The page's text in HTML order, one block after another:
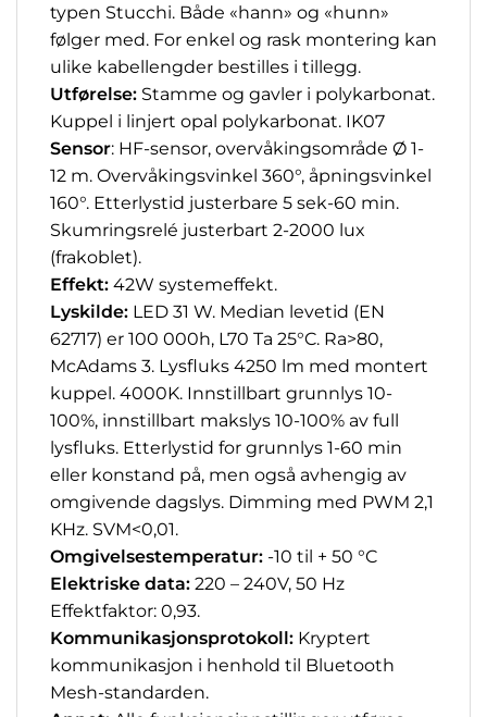
typen Stucchi. Både «hann» og «hunn»
følger med. For enkel og rask montering kan
ulike kabellengder bestilles i tillegg.
Utførelse: Stamme og gavler i polykarbonat.
Kuppel i linjert opal polykarbonat. IK07
Sensor: HF-sensor, overvåkingsområde Ø 1-
12 m. Overvåkingsvinkel 360°, åpningsvinkel
160°. Etterlystid justerbare 5 sek-60 min.
Skumringsrelé justerbart 2-2000 lux
(frakoblet).
Effekt: 42W systemeffekt.
Lyskilde: LED 31 W. Median levetid (EN
62717) er 100 000h, L70 Ta 25°C. Ra>80,
McAdams 3. Lysfluks 4250 lm med montert
kuppel. 4000K. Innstillbart grunnlys 10-
100%, innstillbart makslys 10-100% av full
lysfluks. Etterlystid for grunnlys 1-60 min
eller konstand på, men også avhengig av
omgivende dagslys. Dimming med PWM 2,1
KHz. SVM<0,01.
Omgivelsestemperatur: -10 til + 50 °C
Elektriske data: 220 – 240V, 50 Hz
Effektfaktor: 0,93.
Kommunikasjonsprotokoll: Kryptert
kommunikasjon i henhold til Bluetooth
Mesh-standarden.